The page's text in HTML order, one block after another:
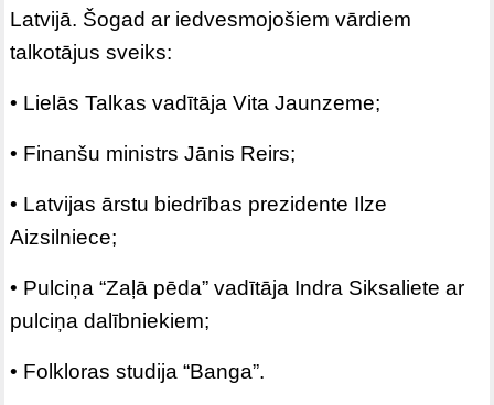
Latvijā. Šogad ar iedvesmojošiem vārdiem
talkotājus sveiks:
• Lielās Talkas vadītāja Vita Jaunzeme;
• Finanšu ministrs Jānis Reirs;
• Latvijas ārstu biedrības prezidente Ilze
Aizsilniece;
• Pulciņa “Zaļā pēda” vadītāja Indra Siksaliete ar
pulciņa dalībniekiem;
• Folkloras studija “Banga”.